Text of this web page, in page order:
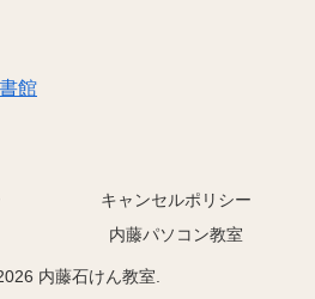
館
キャンセルポリシー
内藤パソコン教室
内藤石けん教室.